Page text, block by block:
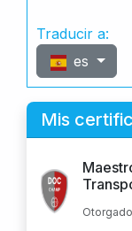
Traducir a:
es
Mis